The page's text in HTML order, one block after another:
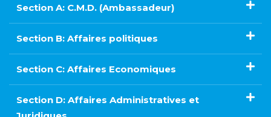
Section A: C.M.D. (Ambassadeur)
Section B: Affaires politiques
Section C: Affaires Economiques
Section D: Affaires Administratives et